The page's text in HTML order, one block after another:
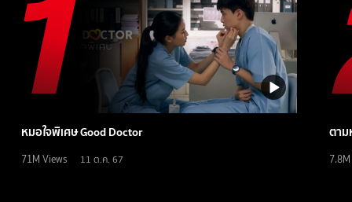
หมอใจพิเศษ Good Doctor
71M Views 11 ต.ค. 67
ตาม
7.8M